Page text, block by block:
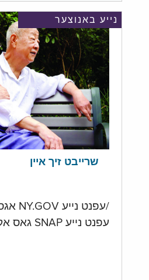
נייע באנוצער
שרייבט זיך איין
/עפנט נייע NY.GOV אגסקאהאל
עפנט נייע SNAP גאס אקאונט